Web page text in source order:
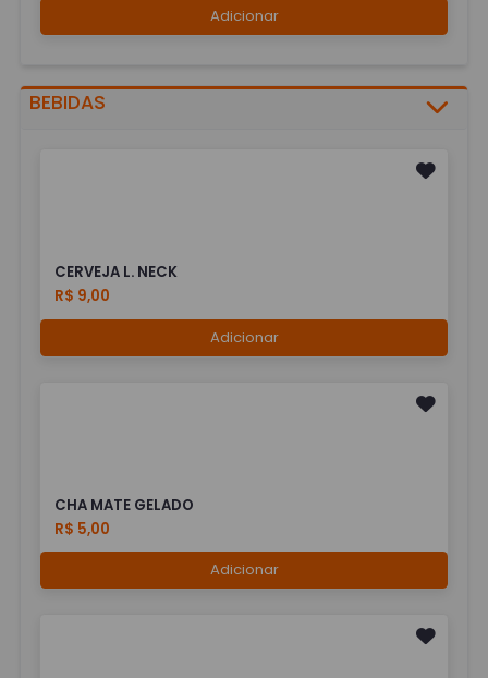
Adicionar
BEBIDAS
CERVEJA L. NECK
R$ 9,00
Adicionar
CHA MATE GELADO
R$ 5,00
Adicionar